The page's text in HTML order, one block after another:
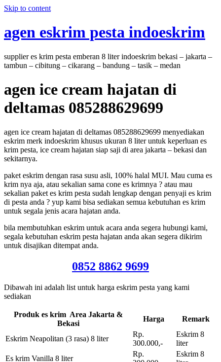
Skip to content
agen eskrim pesta indoeskrim
supplier es krim pesta emberan 8 liter indoeskrim bekasi – jakarta –
tambun – cibitung – cikarang – bandung – tasik – medan
agen ice cream hajatan di
deltamas 085288629699
agen ice cream hajatan di deltamas 085288629699 menyediakan
eskrim merk indoeskrim khusus ukuran 8 liter untuk keperluan es
krim pesta, ice cream hajatan siap saji di area jakarta – bekasi dan
sekitarnya.
paket eskrim dengan rasa susu asli, 100% halal MUI. Mau cuma es
krim nya aja, atau sekalian sama cone es krimnya ? atau mau
sekalian paket es krim pesta sudah lengkap dengan penyaji es krim
di pesta anda ? yup kami bisa sediakan semua kebutuhan es krim
untuk segala jenis acara hajatan anda.
bila membutuhkan eskrim untuk acara anda segera hubungi kami,
segala kebutuhan eskrim pesta hajatan anda akan segera dikirim
untuk disajikan ditempat anda.
0852 8862 9699
Dibawah ini adalah list untuk harga eskrim pesta yang kami
sediakan
Produk es krim Area Jakarta &
Bekasi
Harga Remark
Eskrim Neapolitan (3 rasa) 8 liter
Rp.
300.000,-
Eskrim 8
liter
Es krim Vanilla 8 liter
Rp.
Eskrim 8